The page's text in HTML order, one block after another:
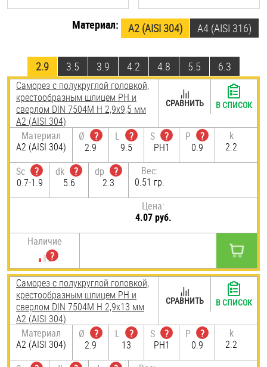
Материал: А2 (AISI 304) A4 (AISI 316)
2.9 3.5 3.9 4.2 4.8 5.5 6.3
Саморез с полукруглой головкой,
крестообразным шлицем PH и
сверлом DIN 7504M H 2,9х9,5 мм
А2 (AISI 304)
Материал
А2 (AISI 304)
Ø
?
2.9
L
?
9.5
S
?
PH1
P
?
0.9
k
2.2
Sc
?
0.7-1.9
dk
?
5.6
dp
?
2.3
Вес:
0.51 гр.
Цена:
4.07 руб.
Наличие
СРАВНИТЬ В СПИСОК
Саморез с полукруглой головкой,
крестообразным шлицем PH и
сверлом DIN 7504M H 2,9х13 мм
А2 (AISI 304)
Материал
А2 (AISI 304)
Ø
?
2.9
L
?
13
S
?
PH1
P
?
0.9
k
2.2
СРАВНИТЬ В СПИСОК